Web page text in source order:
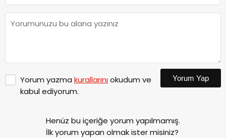
Yorum yazma kurallarınıokudum ve
kabul ediyorum.
Yorum Yap
Henüz bu içeriğe yorum yapılmamış.
İlk yorum yapan olmak ister misiniz?